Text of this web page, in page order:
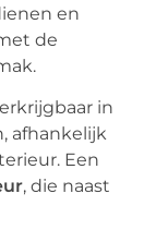
en
de
in
afhankelijk
Een
, die naast